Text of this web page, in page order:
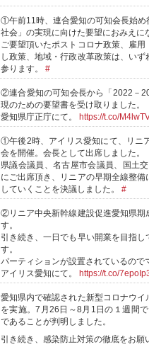
①午前11時、連合愛知の可知会長始め
社会」の実現に向けた要望におみえに
ご要望頂いたポストコロナ政策、雇
し政策、地域・行政改革政策は、い
参ります。 #
②連合愛知の可知会長から「2022－
現のための要望書を受け取りました。
愛知県庁正庁にて。
https://t.co/
①午後2時、アイリス愛知にて、リニ
会を開催。会長として出席しました。
県議会議員、名古屋市会議員、国土
にご出席頂き、リニアの早期全線整
していくことを決議しました。 #
②リニア中央新幹線建設促進愛知県期
す。
引き続き、一日でも早い開業を目指
す。
パーティションが設置されているので
アイリス愛知にて。
https://t.co/
愛知県内で確認された新型コロナウ
を実施。7月26日～8月1日の１週間
であることが判明しました。
引き続き、感染防止対策の徹底をお